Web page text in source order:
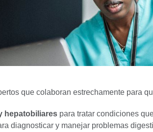
que colaboran estrechamente para
hepatobiliares para tratar condiciones
diagnosticar y manejar problemas